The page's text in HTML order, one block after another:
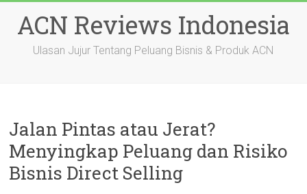
contentACN Reviews Indonesia
Ulasan Jujur Tentang Peluang Bisnis & Produk ACN
Jalan Pintas atau Jerat?
Menyingkap Peluang dan Risiko
Bisnis Direct Selling